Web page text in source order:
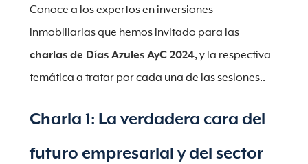
Conoce a los expertos en inversiones
inmobiliarias que hemos invitado para las
charlas de Días Azules AyC 2024,y la respectiva
temática a tratar por cada una de las sesiones..
Charla 1: La verdadera cara del
futuro empresarial y del sector